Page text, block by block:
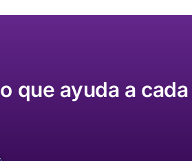
que ayuda a